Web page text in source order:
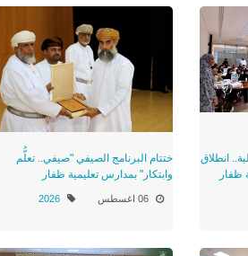
وطالبة.. انطلاق
ظفار
ختتام البرنامج الصيفي "صيفي.. تعلُّم
وابتكار" بمدارس تعليمية ظفار
06 اغسطس 2026